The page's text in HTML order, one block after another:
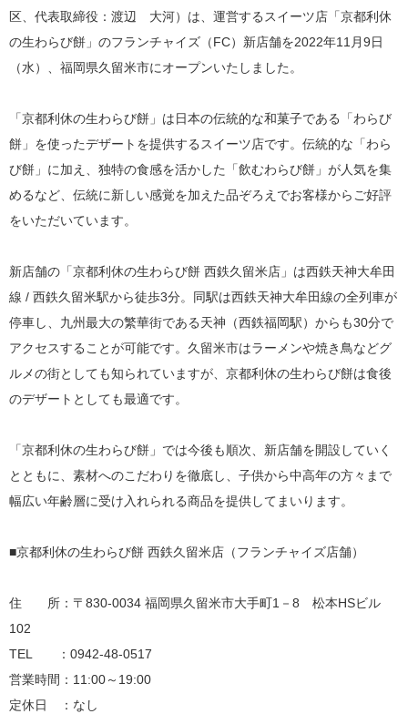
区、代表取締役：渡辺 大河）は、運営するスイーツ店「京都利休
の生わらび餅」のフランチャイズ（FC）新店舗を2022年11月9日
（水）、福岡県久留米市にオープンいたしました。
「京都利休の生わらび餅」は日本の伝統的な和菓子である「わらび
餅」を使ったデザートを提供するスイーツ店です。伝統的な「わら
び餅」に加え、独特の食感を活かした「飲むわらび餅」が人気を集
めるなど、伝統に新しい感覚を加えた品ぞろえでお客様からご好評
をいただいています。
新店舗の「京都利休の生わらび餅 西鉄久留米店」は西鉄天神大牟田
線 / 西鉄久留米駅から徒歩3分。同駅は西鉄天神大牟田線の全列車が
停車し、九州最大の繁華街である天神（西鉄福岡駅）からも30分で
アクセスすることが可能です。久留米市はラーメンや焼き鳥などグ
ルメの街としても知られていますが、京都利休の生わらび餅は食後
のデザートとしても最適です。
「京都利休の生わらび餅」では今後も順次、新店舗を開設していく
とともに、素材へのこだわりを徹底し、子供から中高年の方々まで
幅広い年齢層に受け入れられる商品を提供してまいります。
■京都利休の生わらび餅 西鉄久留米店（フランチャイズ店舗）
住 所：〒830-0034 福岡県久留米市大手町1－8 松本HSビル
102
TEL ：0942‐48‐0517
営業時間：11:00～19:00
定休日 ：なし